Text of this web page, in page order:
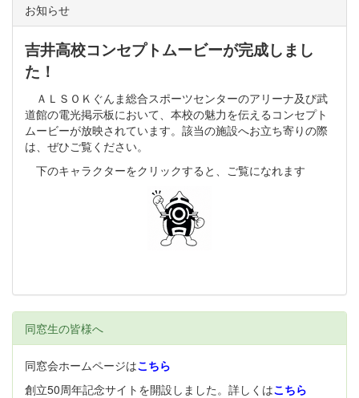
お知らせ
吉井高校コンセプトムービーが完成しまし
た！
ＡＬＳＯＫぐんま総合スポーツセンターのアリーナ及び武
道館の電光掲示板において、本校の魅力を伝えるコンセプト
ムービーが放映されています。該当の施設へお立ち寄りの際
は、ぜひご覧ください。
下のキャラクターをクリックすると、ご覧になれます
同窓生の皆様へ
同窓会ホームページはこちら
創立50周年記念サイトを開設しました。詳しくはこちら